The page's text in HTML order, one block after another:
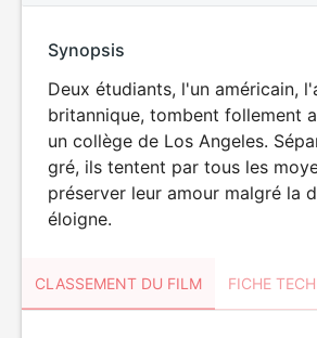
Synopsis
Deux étudiants, l'un américain,
britannique, tombent follement
un collège de Los Angeles.
gré, ils tentent par tous les
préserver leur amour malgré la
éloigne.
CLASSEMENT DU FILM FICHE